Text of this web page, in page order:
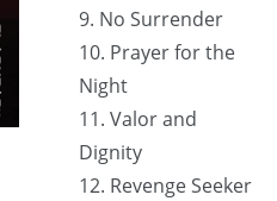
9. No Surrender
10. Prayer for the
Night
11. Valor and
Dignity
12. Revenge Seeker